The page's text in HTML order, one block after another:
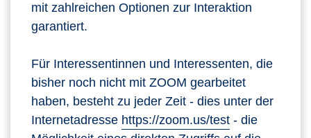
mit zahlreichen Optionen zur Interaktion
garantiert.
Für Interessentinnen und Interessenten, die
bisher noch nicht mit ZOOM gearbeitet
haben, besteht zu jeder Zeit - dies unter der
Internetadresse https://zoom.us/test - die